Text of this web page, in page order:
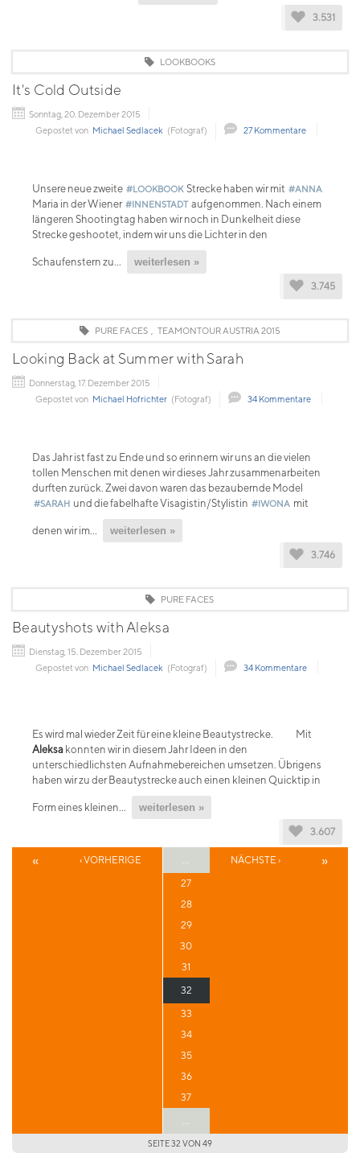
3.531
LOOKBOOKS
It's Cold Outside
Sonntag, 20. Dezember 2015
Gepostet von Michael Sedlacek (Fotograf) 27 Kommentare
Unsere neue zweite #LOOKBOOK Strecke haben wir mit #ANNA
Maria in der Wiener #INNENSTADT aufgenommen. Nach einem
längeren Shootingtag haben wir noch in Dunkelheit diese
Strecke geshootet, indem wir uns die Lichter in den
Schaufenstern zu...
weiterlesen »
3.745
PURE FACES TEAMONTOUR AUSTRIA 2015
Looking Back at Summer with Sarah
Donnerstag, 17. Dezember 2015
Gepostet von Michael Hofrichter (Fotograf) 34 Kommentare
Das Jahr ist fast zu Ende und so erinnern wir uns an die vielen
tollen Menschen mit denen wir dieses Jahr zusammenarbeiten
durften zurück. Zwei davon waren das bezaubernde Model
#SARAH und die fabelhafte Visagistin/Stylistin #IWONA mit
denen wir im...
weiterlesen »
3.746
PURE FACES
Beautyshots with Aleksa
Dienstag, 15. Dezember 2015
Gepostet von Michael Sedlacek (Fotograf) 34 Kommentare
Es wird mal wieder Zeit für eine kleine Beautystrecke.
Mit
Aleksa konnten wir in diesem Jahr Ideen in den
unterschiedlichsten Aufnahmebereichen umsetzen. Übrigens
haben wir zu der Beautystrecke auch einen kleinen Quicktip in
Form eines kleinen...
weiterlesen »
3.607
« ‹ VORHERIGE
...
27
28
29
30
31
32
33
34
35
36
37
...
NÄCHSTE › »
SEITE 32 VON 49